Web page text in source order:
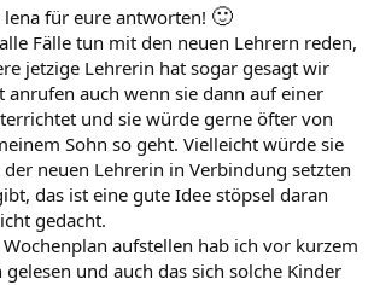
für eure antworten! 🙂
Fälle tun mit den neuen Lehrern reden,
jetzige Lehrerin hat sogar gesagt wir
anrufen auch wenn sie dann auf einer
und sie würde gerne öfter von
Sohn so geht. Vielleicht würde sie
neuen Lehrerin in Verbindung setzten
das ist eine gute Idee stöpsel daran
gedacht.
aufstellen hab ich vor kurzem
und auch das sich solche Kinder